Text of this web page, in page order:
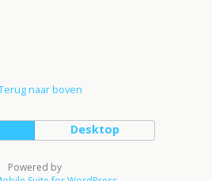
naar boven
Desktop
Powered by